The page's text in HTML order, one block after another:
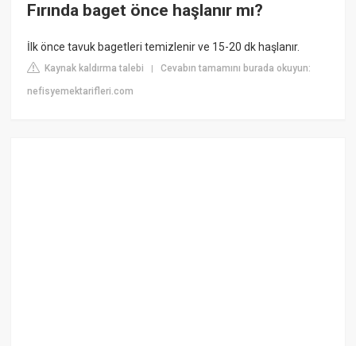
Fırında baget önce haşlanır mı?
İlk önce tavuk bagetleri temizlenir ve 15-20 dk haşlanır.
Kaynak kaldırma talebi |Cevabın tamamını burada okuyun:
nefisyemektarifleri.com